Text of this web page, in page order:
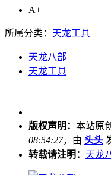
A+
所属分类： 天龙工具
天龙八部
天龙工具
版权声明： 本站原
08:54:27，由 头头
转载请注明： 天龙